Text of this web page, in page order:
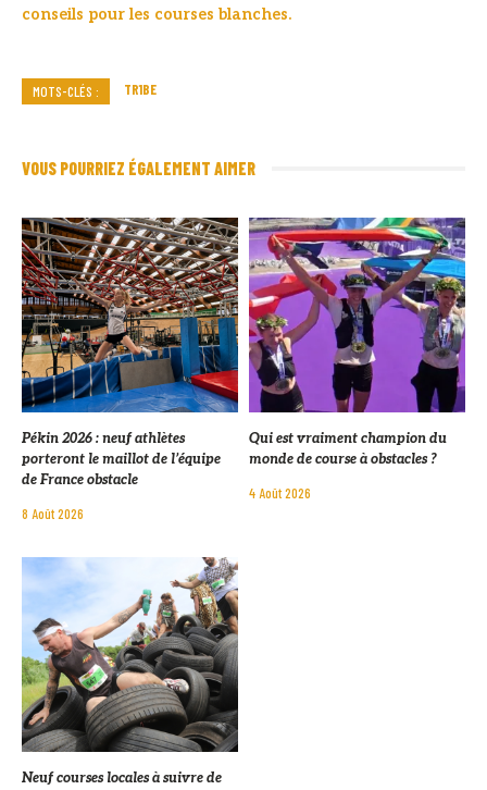
conseils pour les courses blanches.
MOTS-CLÉS : TR1BE
VOUS POURRIEZ ÉGALEMENT AIMER
Pékin 2026 : neuf athlètes
porteront le maillot de l’équipe
de France obstacle
8 Août 2026
Qui est vraiment champion du
monde de course à obstacles ?
4 Août 2026
Neuf courses locales à suivre de